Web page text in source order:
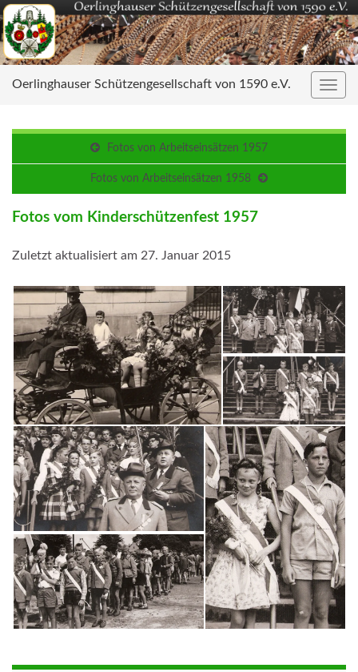
Oerlinghauser Schützengesellschaft von 1590 e.V.
Fotos von Arbeitseinsätzen 1957
Fotos von Arbeitseinsätzen 1958
Fotos vom Kinderschützenfest 1957
Zuletzt aktualisiert am 27. Januar 2015